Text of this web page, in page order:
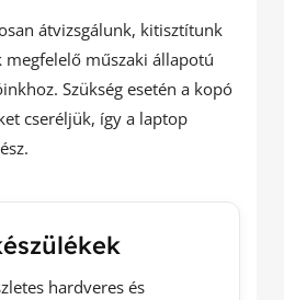
átvizsgálunk, kitisztítunk
megfelelő műszaki állapotú
Szükség esetén a kopó
cseréljük, így a laptop
hardveres és